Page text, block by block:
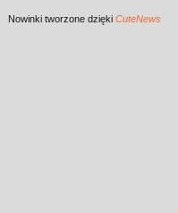
Nowinki tworzone dzięki CuteNews